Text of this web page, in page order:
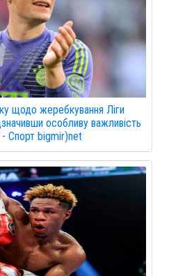
щодо жеребкування Ліги
особливу важливість
Спорт bigmir)net